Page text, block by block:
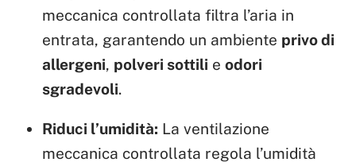
meccanica controllata filtra l’aria in
entrata, garantendo un ambiente privo di
allergeni, polveri sottili eodori
sgradevoli.
Riduci l’umidità: La ventilazione
meccanica controllata regola l’umidità